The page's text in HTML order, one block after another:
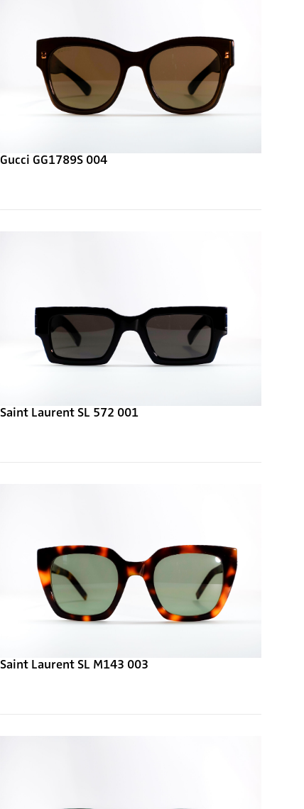
Gucci GG1789S 004
Saint Laurent SL 572 001
Saint Laurent SL M143 003